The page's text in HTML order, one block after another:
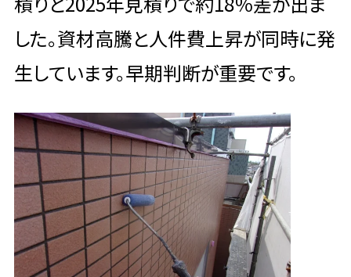
した。資材高騰と人件費上昇が同時に発
生しています。早期判断が重要です。